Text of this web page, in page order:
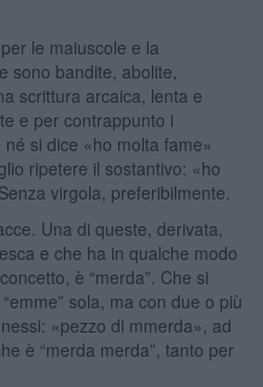
le maiuscole e la
sono bandite, abolite,
scrittura arcaica, lenta e
e per contrappunto i
si dice «ho molta fame»
ripetere il sostantivo: «ho
virgola, preferibilmente.
Una di queste, derivata,
e che ha in qualche modo
è “merda”. Che si
sola, ma con due o più
«pezzo di mmerda», ad
è “merda merda”, tanto per